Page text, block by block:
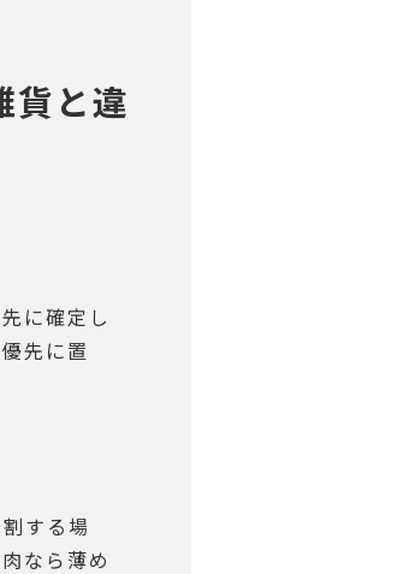
貨と違
に確定し
先に置
する場
なら薄め